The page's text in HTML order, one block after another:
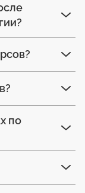
по